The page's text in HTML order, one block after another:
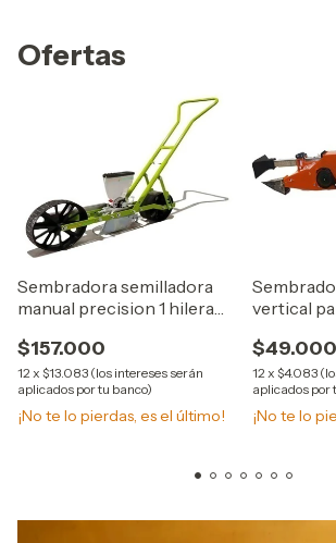
Ofertas
Sembradora semilladora
manual precision 1 hilera
plantadora semillas finas
pequeñas
$157.000
12 x $13.083 (los intereses serán
aplicados por tu banco)
¡No te lo pierdas, es el último!
vertical
$49.000
12 x $4.083
aplicados por
¡No te lo